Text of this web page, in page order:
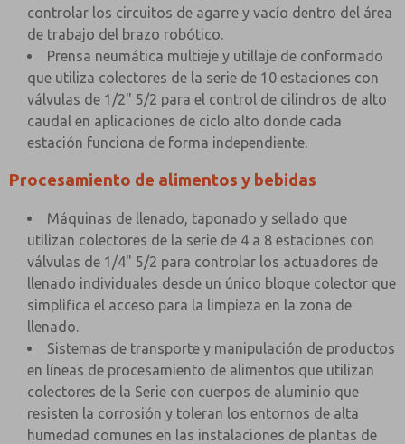
controlar los circuitos de agarre y vacío dentro del área
de trabajo del brazo robótico.
Prensa neumática multieje y utillaje de conformado
que utiliza colectores de la serie de 10 estaciones con
válvulas de 1/2" 5/2 para el control de cilindros de alto
caudal en aplicaciones de ciclo alto donde cada
estación funciona de forma independiente.
Procesamiento de alimentos y bebidas
Máquinas de llenado, taponado y sellado que
utilizan colectores de la serie de 4 a 8 estaciones con
válvulas de 1/4" 5/2 para controlar los actuadores de
llenado individuales desde un único bloque colector que
simplifica el acceso para la limpieza en la zona de
llenado.
Sistemas de transporte y manipulación de productos
en líneas de procesamiento de alimentos que utilizan
colectores de la Serie con cuerpos de aluminio que
resisten la corrosión y toleran los entornos de alta
humedad comunes en las instalaciones de plantas de